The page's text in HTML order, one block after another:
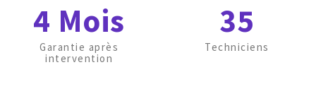
4 Mois
Garantie après
intervention
35
Techniciens